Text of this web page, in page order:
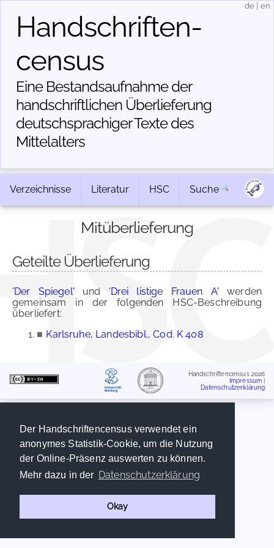
Der Handschriftencensus verwendet ein
anonymes Statistik-Cookie, um die Nutzung
der Online-Präsenz auswerten zu können.
Mehr dazu in der Datenschutzerklärung
Okay
Handschriften­
census
Eine Bestandsaufnahme der
handschriftlichen Über­lieferung
deutschsprachiger Texte des
Mittelalters
de en
Verzeichnisse Literatur HSC Suche
Mitüberlieferung
Geteilte Überlieferung
'Der Spiegel' und 'Drei listige Frauen A' werden
gemeinsam in der folgenden HSC-Beschreibung
überliefert:
■ Karlsruhe, Landesbibl., Cod. K 408
Handschriftencensus 2026
Impressum
Datenschutzerklärung